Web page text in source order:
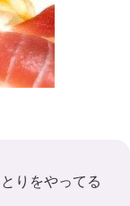
りをやってる